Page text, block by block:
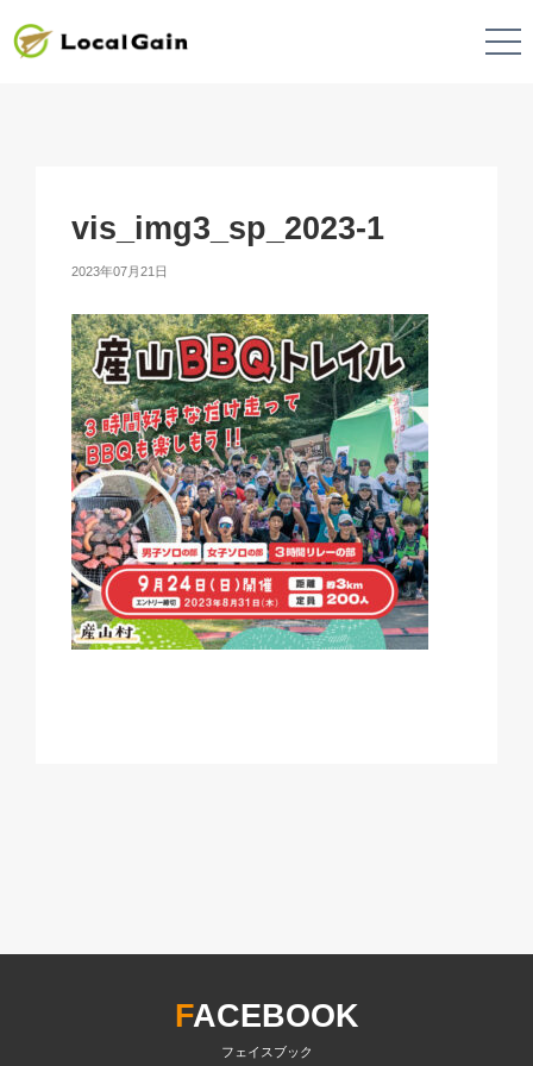
vis_img3_sp_2023-1
2023年07月21日
FACEBOOK